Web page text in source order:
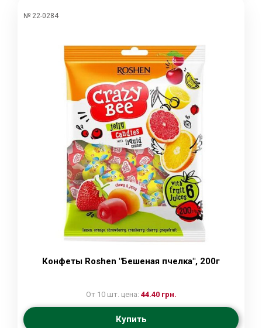
№ 22-0284
Конфеты Roshen "Бешеная пчелка", 200г
От 10 шт. цена: 44.40 грн.
Купить